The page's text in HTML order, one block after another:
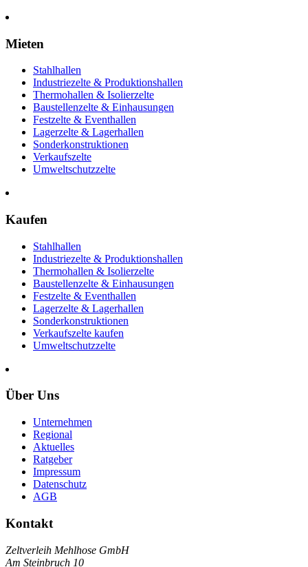
Mieten
Stahlhallen
Industriezelte & Produktionshallen
Thermohallen & Isolierzelte
Baustellenzelte & Einhausungen
Festzelte & Eventhallen
Lagerzelte & Lagerhallen
Sonderkonstruktionen
Verkaufszelte
Umweltschutzzelte
Kaufen
Stahlhallen
Industriezelte & Produktionshallen
Thermohallen & Isolierzelte
Baustellenzelte & Einhausungen
Festzelte & Eventhallen
Lagerzelte & Lagerhallen
Sonderkonstruktionen
Verkaufszelte kaufen
Umweltschutzzelte
Über Uns
Unternehmen
Regional
Aktuelles
Ratgeber
Impressum
Datenschutz
AGB
Kontakt
Zeltverleih Mehlhose GmbH
Am Steinbruch 10